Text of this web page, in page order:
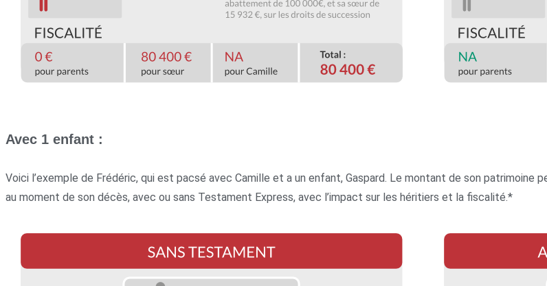
Avec 1 enfant :
Voici l’exemple de Frédéric, qui est pacsé avec Camille et a un enfant, Gaspard. Le montant de son
au moment de son décès, avec ou sans Testament Express, avec l’impact sur les héritiers et la fiscalité.*